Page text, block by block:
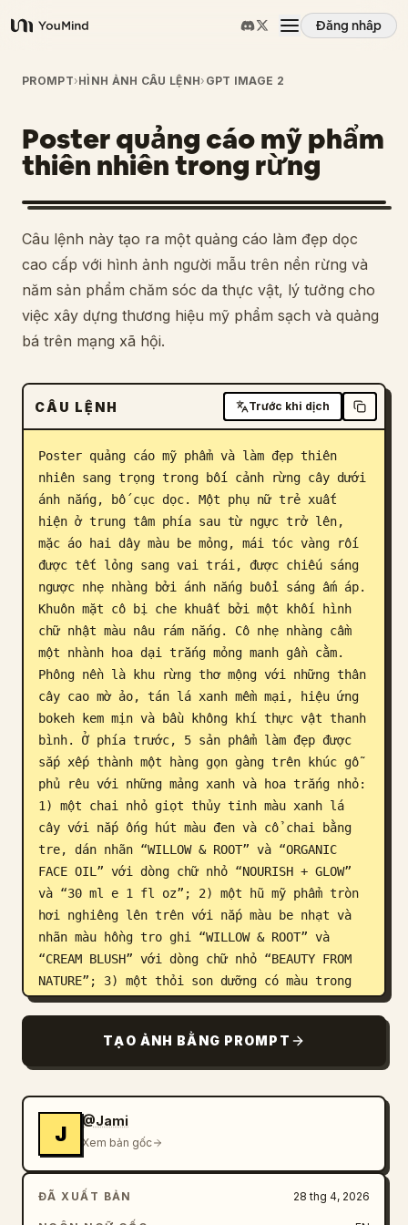
YouMind
Đăng nhập
Tổng quan
Các trường hợp sử dụng
Kỹ năng
Lời nhắc
Giá cả
Blog
Cập nhật
PROMPT›HÌNH ẢNH CÂU LỆNH› GPT IMAGE 2
Poster quảng cáo mỹ phẩm
thiên nhiên trong rừng
Câu lệnh này tạo ra một quảng cáo làm đẹp dọc
cao cấp với hình ảnh người mẫu trên nền rừng và
năm sản phẩm chăm sóc da thực vật, lý tưởng cho
việc xây dựng thương hiệu mỹ phẩm sạch và quảng
bá trên mạng xã hội.
CÂU LỆNH Trước khi dịch
Poster quảng cáo mỹ phẩm và làm đẹp thiên
nhiên sang trọng trong bối cảnh rừng cây dưới
ánh nắng, bố cục dọc. Một phụ nữ trẻ xuất
hiện ở trung tâm phía sau từ ngực trở lên,
mặc áo hai dây màu be mỏng, mái tóc vàng rối
được tết lỏng sang vai trái, được chiếu sáng
ngược nhẹ nhàng bởi ánh nắng buổi sáng ấm áp.
Khuôn mặt cô bị che khuất bởi một khối hình
chữ nhật màu nâu rám nắng. Cô nhẹ nhàng cầm
một nhành hoa dại trắng mỏng manh gần cằm.
Phông nền là khu rừng thơ mộng với những thân
cây cao mờ ảo, tán lá xanh mềm mại, hiệu ứng
bokeh kem mịn và bầu không khí thực vật thanh
bình. Ở phía trước, 5 sản phẩm làm đẹp được
sắp xếp thành một hàng gọn gàng trên khúc gỗ
phủ rêu với những mảng xanh và hoa trắng nhỏ:
1) một chai nhỏ giọt thủy tinh màu xanh lá
cây với nắp ống hút màu đen và cổ chai bằng
tre, dán nhãn “WILLOW & ROOT” và “ORGANIC
FACE OIL” với dòng chữ nhỏ “NOURISH + GLOW”
và “30 ml e 1 fl oz”; 2) một hũ mỹ phẩm tròn
hơi nghiêng lên trên với nắp màu be nhạt và
nhãn màu hồng tro ghi “WILLOW & ROOT” và
“CREAM BLUSH” với dòng chữ nhỏ “BEAUTY FROM
NATURE”; 3) một thỏi son dưỡng có màu trong
bao bì màu đất nung trầm, dán nhãn “WILLOW &
“TREAT + TINT”; 4) một chai vòi nhấn màu xanh
xám nhạt mờ với nắp vòi bằng tre, dán nhãn
nhỏ “HYDRATE + RENEW” và “30 ml e 1 fl oz”;
5) một hộp phấn tròn bằng tre dựng đứng ở bên
phải, dán nhãn “WILLOW & ROOT” và “BAMBOO
COMPACT” với dòng chữ nhỏ “NATURAL
PERFECTION.” Ở phía trên, kiểu chữ serif thời
trang cao cấp màu xanh lá đậm, thanh lịch
TẠO ẢNH BẰNG PROMPT
J
@Jami
Xem bản gốc
ĐÃ XUẤT BẢN 28 thg 4, 2026